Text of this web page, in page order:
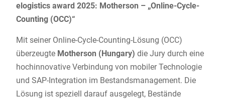
elogistics award 2025: Motherson – „Online-Cycle-
Counting (OCC)“
Mit seiner Online-Cycle-Counting-Lösung (OCC)
überzeugte Motherson (Hungary) die Jury durch eine
hochinnovative Verbindung von mobiler Technologie
und SAP-Integration im Bestandsmanagement. Die
Lösung ist speziell darauf ausgelegt, Bestände